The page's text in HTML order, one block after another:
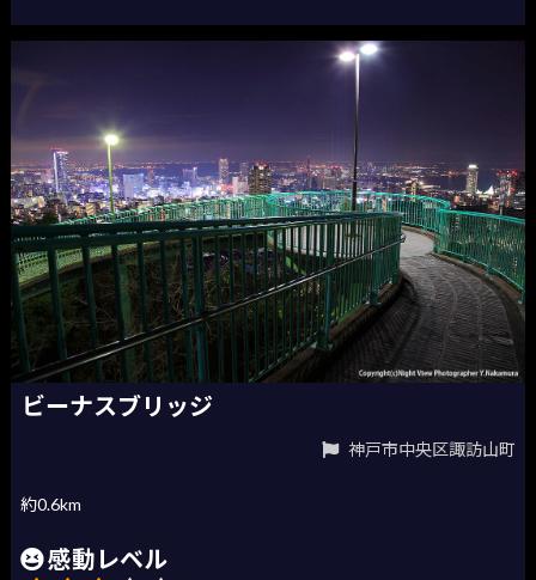
ビーナスブリッジ
神戸市中央区諏訪山町
約0.6km
感動レベル